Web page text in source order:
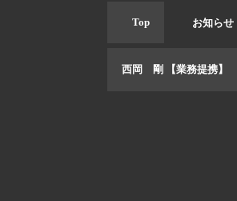
Top お知らせ
西岡 剛 【業務提携】